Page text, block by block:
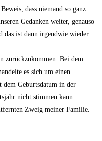
dass niemand so ganz
Gedanken weiter, genauso
ist dann irgendwie wieder
zurückzukommen: Bei dem
es sich um einen
dem Geburtsdatum in der
nicht stimmen kann.
Zweig meiner Familie.